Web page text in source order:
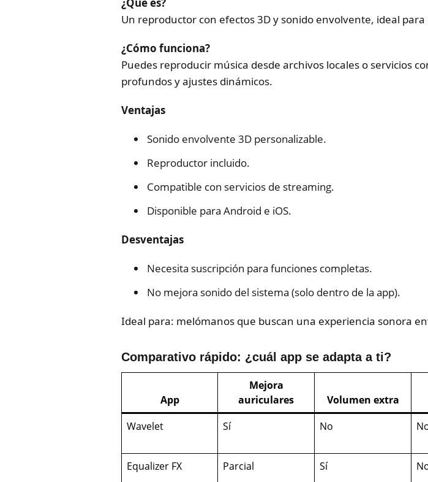
Un reproductor con efectos 3D y sonido envolvente, ideal
¿Cómo funciona?
Puedes reproducir música desde archivos locales o servicios
profundos y ajustes dinámicos.
Ventajas
Sonido envolvente 3D personalizable.
Reproductor incluido.
Compatible con servicios de streaming.
Disponible para Android e iOS.
Desventajas
Necesita suscripción para funciones completas.
No mejora sonido del sistema (solo dentro de la app).
Ideal para: melómanos que buscan una experiencia sonora
Comparativo rápido: ¿cuál app se adapta a ti?
App
Mejora
auriculares
Volumen extra
Wavelet
Sí No
Equalizer FX
Parcial Sí